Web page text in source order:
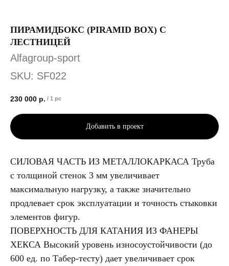
ПИРАМИДБОКС (PIRAMID BOX) С
ЛЕСТНИЦЕЙ
Alfagroup-sport
SKU: SF022
230 000 р. / 1 pc
Добавить в проект
СИЛОВАЯ ЧАСТЬ ИЗ МЕТАЛЛОКАРКАСА Труба
с толщиной стенок 3 мм увеличивает
максимальную нагрузку, а также значительно
продлевает срок эксплуатации и точность стыковки
элементов фигур.
ПОВЕРХНОСТЬ ДЛЯ КАТАНИЯ ИЗ ФАНЕРЫ
ХЕКСА Высокий уровень износоустойчивости (до
600 ед. по Табер-тесту) дает увеличивает срок